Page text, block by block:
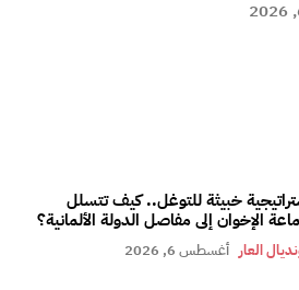
خبيثة للتوغل.. كيف تتسلل
الإخوان إلى مفاصل الدولة الألمانية؟
العار أغسطس 6, 2026